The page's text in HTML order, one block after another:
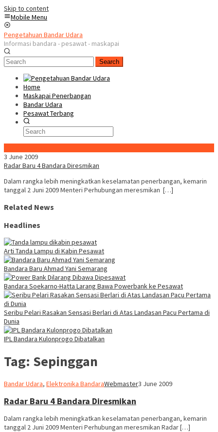
Skip to content
Mobile Menu
Pengetahuan Bandar Udara
Informasi bandara - pesawat - maskapai
Search
Home
Maskapai Penerbangan
Bandar Udara
Pesawat Terbang
3 June 2009
Radar Baru 4 Bandara Diresmikan
Dalam rangka lebih meningkatkan keselamatan penerbangan, kemarin
tanggal 2 Juni 2009 Menteri Perhubungan meresmikan […]
Related News
Headlines
Arti Tanda Lampu di Kabin Pesawat
Bandara Baru Ahmad Yani Semarang
Bandara Soekarno-Hatta Larang Bawa Powerbank ke Pesawat
Seribu Pelari Rasakan Sensasi Berlari di Atas Landasan Pacu Pertama di
Dunia
IPL Bandara Kulonprogo Dibatalkan
Tag: Sepinggan
Bandar Udara, Elektronika BandaraWebmaster3 June 2009
Radar Baru 4 Bandara Diresmikan
Dalam rangka lebih meningkatkan keselamatan penerbangan, kemarin
tanggal 2 Juni 2009 Menteri Perhubungan meresmikan Radar […]